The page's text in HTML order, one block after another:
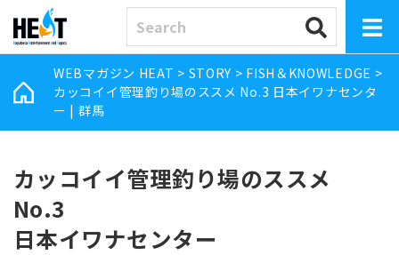
WEBマガジン HEAT > STORY > FISH＆KNOWLEDGE >
カッコイイ管理釣り場のススメ No.3 日本イワナセンタ
ー | 群馬
カッコイイ管理釣り場のススメ
No.3
日本イワナセンター